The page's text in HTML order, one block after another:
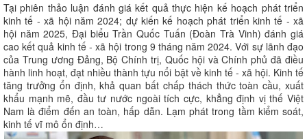
Tại phiên thảo luận đánh giá kết quả thực hiện kế hoạch phát triển
kinh tế - xã hội năm 2024; dự kiến kế hoạch phát triển kinh tế - xã
hội năm 2025, Đại biểu Trần Quốc Tuấn (Đoàn Trà Vinh) đánh giá
cao kết quả kinh tế - xã hội trong 9 tháng năm 2024. Với sự lãnh đạo
của Trung ương Đảng, Bộ Chính trị, Quốc hội và Chính phủ đã điều
hành linh hoạt, đạt nhiều thành tựu nổi bật về kinh tế - xã hội. Kinh tế
tăng trưởng ổn định, khả quan bất chấp thách thức toàn cầu, xuất
khẩu mạnh mẽ, đầu tư nước ngoài tích cực, khẳng định vị thế Việt
Nam là điểm đến an toàn, hấp dẫn. Lạm phát trong tầm kiểm soát,
kinh tế vĩ mô ổn định…